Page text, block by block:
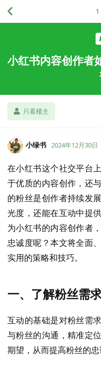
小红书内容创作者
只看楼主
1
小绿书 2024年12月30日
在小红书这个社交平台
于优质的内容创作，还
的粉丝是创作者持续发
光度，还能在互动中提
为小红书的内容创作者
忠诚度呢？本文将全面
实用的策略和技巧。
一、了解粉丝需
互动的基础是对粉丝需
与粉丝的沟通，精准定
期望，从而提高粉丝的忠